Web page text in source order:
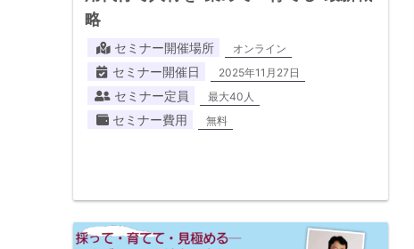
略
セミナー開催場所 オンライン
セミナー開催日 2025年11月27日
セミナー定員 最大40人
セミナー費用 無料